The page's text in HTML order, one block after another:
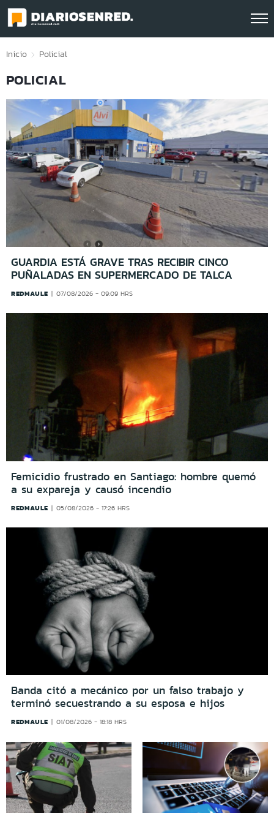
Click acá para ir directamente al contenido
Inicio Policial
POLICIAL
GUARDIA ESTÁ GRAVE TRAS RECIBIR CINCO
PUÑALADAS EN SUPERMERCADO DE TALCA
REDMAULE 07/08/2026 - 09:09 HRS
Femicidio frustrado en Santiago: hombre quemó
a su expareja y causó incendio
REDMAULE 05/08/2026 - 17:26 HRS
Banda citó a mecánico por un falso trabajo y
terminó secuestrando a su esposa e hijos
REDMAULE 01/08/2026 - 18:18 HRS